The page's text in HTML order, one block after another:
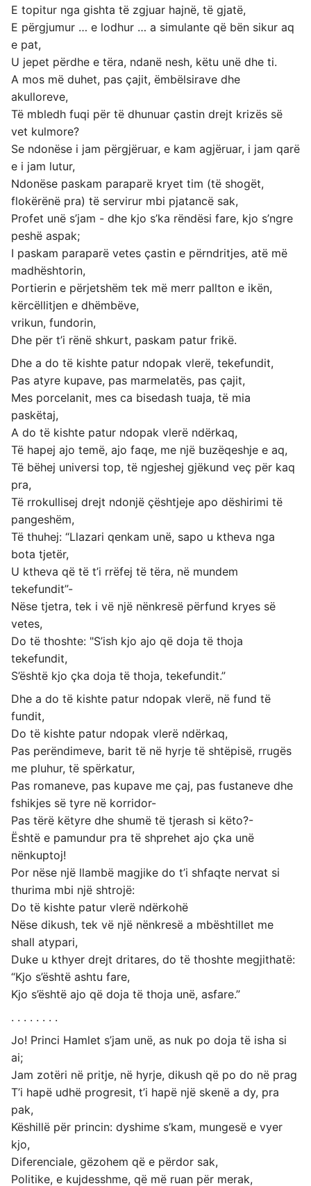
E topitur nga gishta të zgjuar hajnë, të gjatë,
E përgjumur … e lodhur … a simulante që bën sikur aq
e pat,
U jepet përdhe e tëra, ndanë nesh, këtu unë dhe ti.
A mos më duhet, pas çajit, ëmbëlsirave dhe
akulloreve,
Të mbledh fuqi për të dhunuar çastin drejt krizës së
vet kulmore?
Se ndonëse i jam përgjëruar, e kam agjëruar, i jam qarë
e i jam lutur,
Ndonëse paskam paraparë kryet tim (të shogët,
flokërënë pra) të servirur mbi pjatancë sak,
Profet unë s’jam - dhe kjo s’ka rëndësi fare, kjo s’ngre
peshë aspak;
I paskam paraparë vetes çastin e përndritjes, atë më
madhështorin,
Portierin e përjetshëm tek më merr pallton e ikën,
kërcëllitjen e dhëmbëve,
vrikun, fundorin,
Dhe për t’i rënë shkurt, paskam patur frikë.
Dhe a do të kishte patur ndopak vlerë, tekefundit,
Pas atyre kupave, pas marmelatës, pas çajit,
Mes porcelanit, mes ca bisedash tuaja, të mia
paskëtaj,
A do të kishte patur ndopak vlerë ndërkaq,
Të hapej ajo temë, ajo faqe, me një buzëqeshje e aq,
Të bëhej universi top, të ngjeshej gjëkund veç për kaq
pra,
Të rrokullisej drejt ndonjë çështjeje apo dëshirimi të
pangeshëm,
Të thuhej: “Llazari qenkam unë, sapo u ktheva nga
bota tjetër,
U ktheva që të t’i rrëfej të tëra, në mundem
tekefundit”-
Nëse tjetra, tek i vë një nënkresë përfund kryes së
vetes,
Do të thoshte: "S’ish kjo ajo që doja të thoja
tekefundit,
S’është kjo çka doja të thoja, tekefundit.”
Dhe a do të kishte patur ndopak vlerë, në fund të
fundit,
Do të kishte patur ndopak vlerë ndërkaq,
Pas perëndimeve, barit të në hyrje të shtëpisë, rrugës
me pluhur, të spërkatur,
Pas romaneve, pas kupave me çaj, pas fustaneve dhe
fshikjes së tyre në korridor-
Pas tërë këtyre dhe shumë të tjerash si këto?-
Është e pamundur pra të shprehet ajo çka unë
nënkuptoj!
Por nëse një llambë magjike do t’i shfaqte nervat si
thurima mbi një shtrojë:
Do të kishte patur vlerë ndërkohë
Nëse dikush, tek vë një nënkresë a mbështillet me
shall atypari,
Duke u kthyer drejt dritares, do të thoshte megjithatë:
“Kjo s’është ashtu fare,
Kjo s’është ajo që doja të thoja unë, asfare.”
. . . . . . . .
Jo! Princi Hamlet s’jam unë, as nuk po doja të isha si
ai;
Jam zotëri në pritje, në hyrje, dikush që po do në prag
T’i hapë udhë progresit, t’i hapë një skenë a dy, pra
pak,
Këshillë për princin: dyshime s’kam, mungesë e vyer
kjo,
Diferenciale, gëzohem që e përdor sak,
Politike, e kujdesshme, që më ruan për merak,